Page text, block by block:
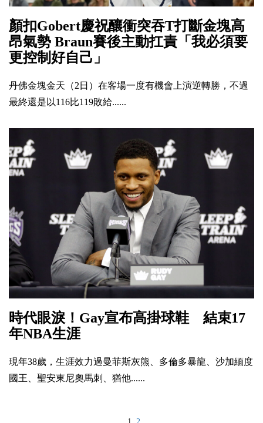
顏扣Gobert慶祝釀衝突吞T打斷金塊高
昂氣勢 Braun賽後主動扛責「我必須要
更控制好自己」
丹佛金塊金天（2日）在客場一度有機會上演逆轉勝，不過
最終還是以116比119敗給......
時代眼淚！Gay宣布高掛球鞋 結束17
年NBA生涯
現年38歲，生涯效力過曼菲斯灰熊、多倫多暴龍、沙加緬度
國王、聖安東尼奧馬刺、猶他......